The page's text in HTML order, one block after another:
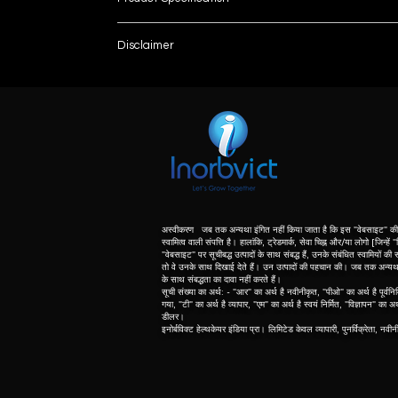
Model Name/Number
Usage/ Application
Country of Origin
List No.
Disclaimer
herein associated with the products listed on
purpose of identification of those products. we
meaning of list number: - “r” means
dealer of original equipment manufacturer.
अस्वीकरण जब तक अन्यथा इंगित नहीं किया जाता है कि इस "वेबसाइट" की
स्वामित्व वाली संपत्ति है। हालांकि, ट्रेडमार्क, सेवा चिह्न और/या लोगो [जिन्हें
"वेबसाइट" पर सूचीबद्ध उत्पादों के साथ संबद्ध हैं, उनके संबंधित स्वामियों
तो वे उनके साथ दिखाई देते हैं। उन उत्पादों की पहचान की। जब तक अन्यथा
के साथ संबद्धता का दावा नहीं करते हैं।
सूची संख्या का अर्थ: - "आर" का अर्थ है नवीनीकृत, "पीओ" का अर्थ है
गया, "टी" का अर्थ है व्यापार, "एम" का अर्थ है स्वयं निर्मित, "विज्ञापन"
डीलर।
इनोर्बविक्ट हेल्थकेयर इंडिया प्रा। लिमिटेड केवल व्यापारी, पुनर्विक्रेता,